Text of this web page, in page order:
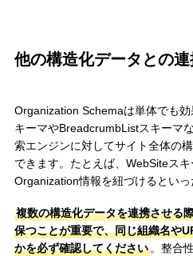
他の構造化データとの連
Organization Schemaは単体でも
キーマやBreadcrumbListスキーマ
索エンジンに対してサイト全体の
できます。たとえば、WebSiteス
Organization情報を紐づけるといっ
複数の構造化データを連携させる
保つことが重要で、同じ組織名や
かを必ず確認してください。整合